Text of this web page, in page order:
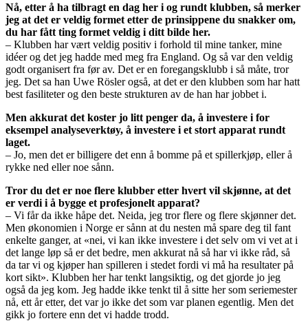
Nå, etter å ha tilbragt en dag her i og rundt klubben, så merker
jeg at det er veldig formet etter de prinsippene du snakker om,
du har fått ting formet veldig i ditt bilde her.
– Klubben har vært veldig positiv i forhold til mine tanker, mine
idéer og det jeg hadde med meg fra England. Og så var den veldig
godt organisert fra før av. Det er en foregangsklubb i så måte, tror
jeg. Det sa han Uwe Rösler også, at det er den klubben som har hatt
best fasiliteter og den beste strukturen av de han har jobbet i.
Men akkurat det koster jo litt penger da, å investere i for
eksempel analyseverktøy, å investere i et stort apparat rundt
laget.
– Jo, men det er billigere det enn å bomme på et spillerkjøp, eller å
rykke ned eller noe sånn.
Tror du det er noe flere klubber etter hvert vil skjønne, at det
er verdi i å bygge et profesjonelt apparat?
– Vi får da ikke håpe det. Neida, jeg tror flere og flere skjønner det.
Men økonomien i Norge er sånn at du nesten må spare deg til fant
enkelte ganger, at «nei, vi kan ikke investere i det selv om vi vet at i
det lange løp så er det bedre, men akkurat nå så har vi ikke råd, så
da tar vi og kjøper han spilleren i stedet fordi vi må ha resultater på
kort sikt». Klubben her har tenkt langsiktig, og det gjorde jo jeg
også da jeg kom. Jeg hadde ikke tenkt til å sitte her som seriemester
nå, ett år etter, det var jo ikke det som var planen egentlig. Men det
gikk jo fortere enn det vi hadde trodd.